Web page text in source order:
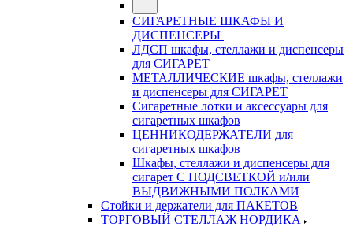
СИГАРЕТНЫЕ ШКАФЫ И
ДИСПЕНСЕРЫ
ЛДСП шкафы, стеллажи и диспенсеры
для СИГАРЕТ
МЕТАЛЛИЧЕСКИЕ шкафы, стеллажи
и диспенсеры для СИГАРЕТ
Сигаретные лотки и аксессуары для
сигаретных шкафов
ЦЕННИКОДЕРЖАТЕЛИ для
сигаретных шкафов
Шкафы, стеллажи и диспенсеры для
сигарет С ПОДСВЕТКОЙ и/или
ВЫДВИЖНЫМИ ПОЛКАМИ
Стойки и держатели для ПАКЕТОВ
ТОРГОВЫЙ СТЕЛЛАЖ НОРДИКА